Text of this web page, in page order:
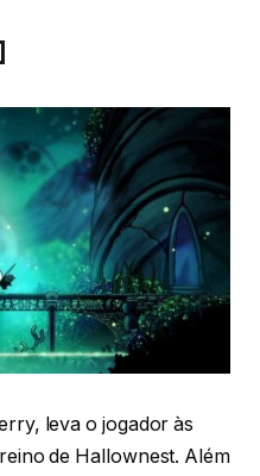
leva o jogador às
de Hallownest. Além